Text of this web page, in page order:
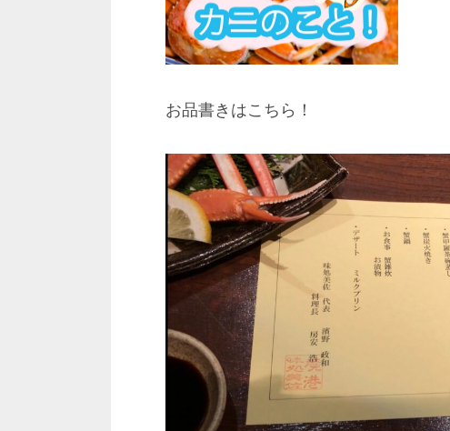
お品書きはこちら！